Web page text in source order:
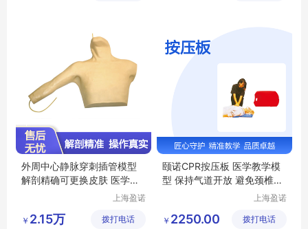
外周中心静脉穿刺插管模型
解剖精确可更换皮肤 医学教
上海盈诺
公司
￥ 2.15万 拨打电话
颐诺CPR按压板 医学教学模
型 保持气道开放 避免颈椎伤
上海盈诺
公司
￥ 2250.00 拨打电话